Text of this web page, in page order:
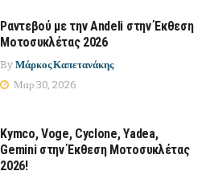
Ραντεβού με την Andeli στην Έκθεση
Μοτοσυκλέτας 2026
By Μάρκος Καπετανάκης
Μαρ 30, 2026
Kymco, Voge, Cyclone, Yadea,
Gemini στην Έκθεση Μοτοσυκλέτας
2026!